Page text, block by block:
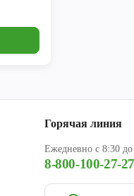
Горячая линия
Ежедневно с 8:30
8-800-100-27-27